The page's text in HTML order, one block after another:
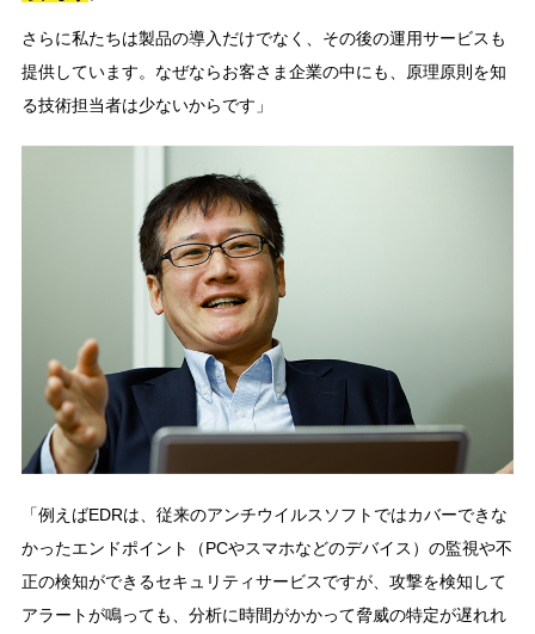
さらに私たちは製品の導入だけでなく、その後の運用サービスも
提供しています。なぜならお客さま企業の中にも、原理原則を知
る技術担当者は少ないからです」
「例えばEDRは、従来のアンチウイルスソフトではカバーできな
かったエンドポイント（PCやスマホなどのデバイス）の監視や不
正の検知ができるセキュリティサービスですが、攻撃を検知して
アラートが鳴っても、分析に時間がかかって脅威の特定が遅れれ